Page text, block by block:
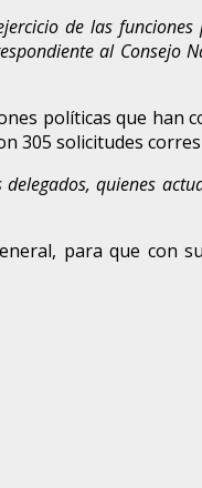
de las
al Consejo
políticas que
305 solicitudes
quienes
para que con